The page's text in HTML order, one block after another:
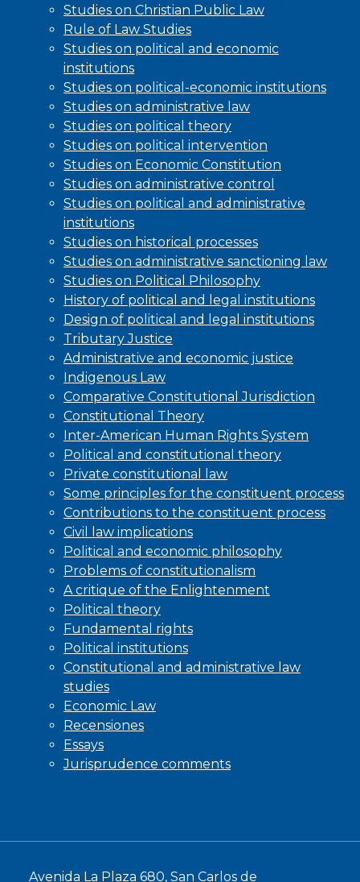
Studies on Christian Public Law
Rule of Law Studies
Studies on political and economic
institutions
Studies on political-economic institutions
Studies on administrative law
Studies on political theory
Studies on political intervention
Studies on Economic Constitution
Studies on administrative control
Studies on political and administrative
institutions
Studies on historical processes
Studies on administrative sanctioning law
Studies on Political Philosophy
History of political and legal institutions
Design of political and legal institutions
Tributary Justice
Administrative and economic justice
Indigenous Law
Comparative Constitutional Jurisdiction
Constitutional Theory
Inter-American Human Rights System
Political and constitutional theory
Private constitutional law
Some principles for the constituent process
Contributions to the constituent process
Civil law implications
Political and economic philosophy
Problems of constitutionalism
A critique of the Enlightenment
Political theory
Fundamental rights
Political institutions
Constitutional and administrative law
studies
Economic Law
Recensiones
Essays
Jurisprudence comments
Avenida La Plaza 680, San Carlos de